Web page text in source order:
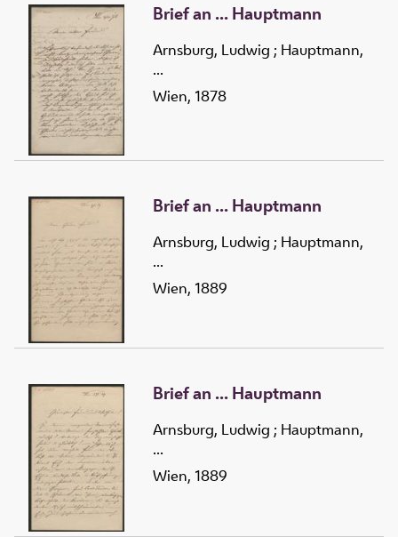
Brief an ... Hauptmann
Arnsburg, Ludwig ; Hauptmann,
...
Wien, 1878
Brief an ... Hauptmann
Arnsburg, Ludwig ; Hauptmann,
...
Wien, 1889
Brief an ... Hauptmann
Arnsburg, Ludwig ; Hauptmann,
...
Wien, 1889